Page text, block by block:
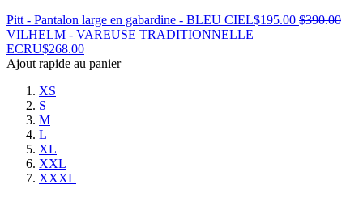
Pitt - Pantalon large en gabardine - BLEU CIEL$195.00 $390.00
VILHELM - VAREUSE TRADITIONNELLE
ECRU$268.00
Ajout rapide au panier
XS
S
M
L
XL
XXL
XXXL